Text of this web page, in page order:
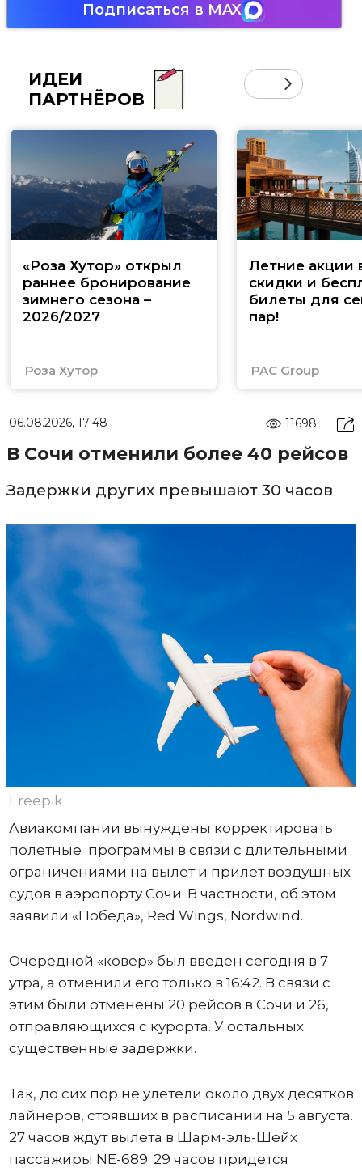
Подписаться в MAX
ИДЕИ
ПАРТНЁРОВ
«Роза Хутор» открыл
раннее бронирование
зимнего сезона –
2026/2027
Роза Хутор
Летние акции
скидки и
билеты для
пар!
PAC Group
06.08.2026, 17:48 11698
В Сочи отменили более 40 рейсов
Задержки других превышают 30 часов
Freepik
Авиакомпании вынуждены корректировать
полетные программы в связи с длительными
ограничениями на вылет и прилет воздушных
судов в аэропорту Сочи. В частности, об этом
заявили «Победа», Red Wings, Nordwind.
Очередной «ковер» был введен сегодня в 7
утра, а отменили его только в 16:42. В связи с
этим были отменены 20 рейсов в Сочи и 26,
отправляющихся с курорта. У остальных
существенные задержки.
Так, до сих пор не улетели около двух десятков
лайнеров, стоявших в расписании на 5 августа.
27 часов ждут вылета в Шарм-эль-Шейх
пассажиры NE-689. 29 часов придется